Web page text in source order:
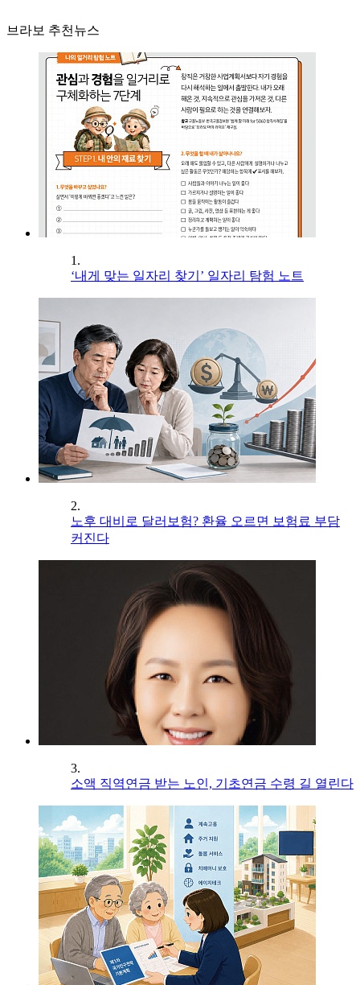
브라보 추천뉴스
1.
‘내게 맞는 일자리 찾기’ 일자리 탐험 노트
2.
노후 대비로 달러보험? 환율 오르면 보험료 부담
커진다
3.
소액 직역연금 받는 노인, 기초연금 수령 길 열린다